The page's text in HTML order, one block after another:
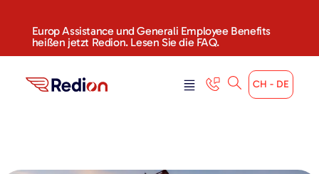
Europ Assistance und Generali Employee Benefits
heißen jetzt Redion. Lesen Sie die FAQ.
CH - DE